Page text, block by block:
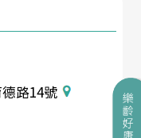
路14號